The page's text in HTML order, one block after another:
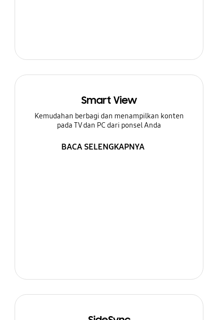
Smart View
Kemudahan berbagi dan menampilkan konten
pada TV dan PC dari ponsel Anda
BACA SELENGKAPNYA